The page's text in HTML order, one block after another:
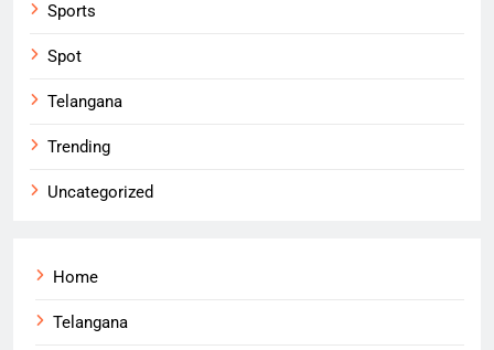
Sports
Spot
Telangana
Trending
Uncategorized
Home
Telangana